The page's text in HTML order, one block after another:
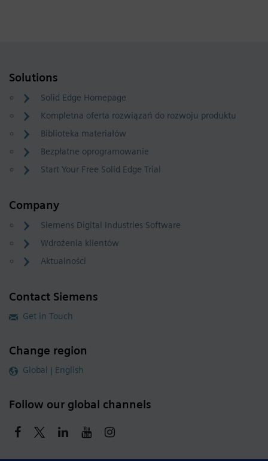
Solutions
Solid Edge Homepage
Kompletna oferta rozwiązań do rozwoju produktu
Biblioteka materiałów
Bezpłatne oprogramowanie
Start Your Free Solid Edge Trial
Company
Siemens Digital Industries Software
Wdrożenia klientów
Aktualności
Contact Siemens
Get in Touch
Change region
Global | English
Follow our global channels